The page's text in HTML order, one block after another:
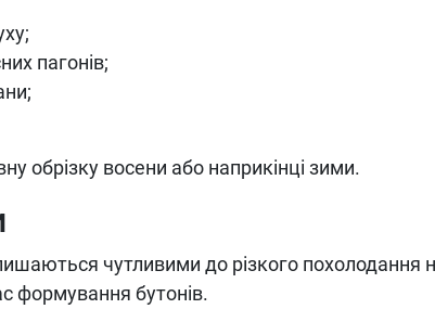
пагонів;
обрізку восени або наприкінці зими.
чутливими до різкого похолодання
формування бутонів.